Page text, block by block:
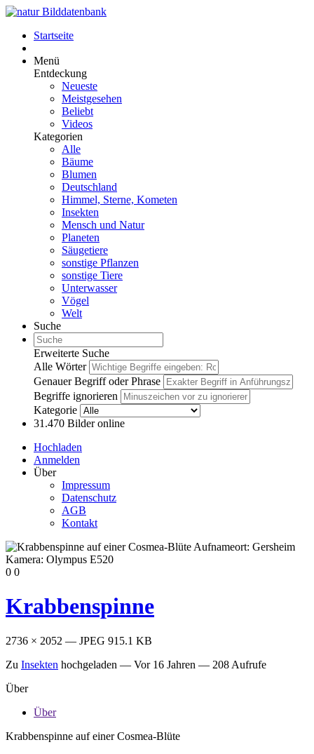
Startseite
Menü
Entdeckung
Neueste
Meistgesehen
Beliebt
Videos
Kategorien
Alle
Bäume
Blumen
Deutschland
Himmel, Sterne, Kometen
Insekten
Mensch und Natur
Planeten
Säugetiere
sonstige Pflanzen
sonstige Tiere
Unterwasser
Vögel
Welt
Suche
Erweiterte Suche
Alle Wörter
Genauer Begriff oder Phrase
Begriffe ignorieren
Kategorie
31.470 Bilder online
Hochladen
Anmelden
Über
Impressum
Datenschutz
AGB
Kontakt
0 0
Krabbenspinne
2736 × 2052 — JPEG 915.1 KB
Zu Insekten hochgeladen — Vor 16 Jahren — 208 Aufrufe
Über
Über
Krabbenspinne auf einer Cosmea-Blüte